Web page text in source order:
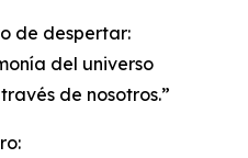
de despertar:
del universo
de nosotros.”